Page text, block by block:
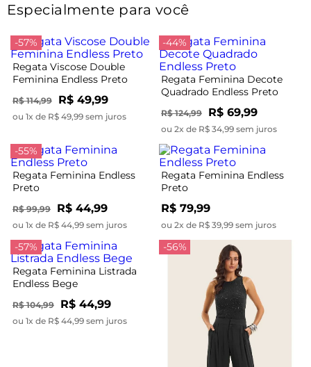
Especialmente para você
-57%
Regata Viscose Double
Feminina Endless Preto
R$ 114,99 R$ 49,99
ou 1x de R$ 49,99 sem juros
-44%
Regata Feminina Decote
Quadrado Endless Preto
R$ 124,99 R$ 69,99
ou 2x de R$ 34,99 sem juros
-55%
Regata Feminina Endless
Preto
R$ 99,99 R$ 44,99
ou 1x de R$ 44,99 sem juros
Regata Feminina Endless
Preto
R$ 79,99
ou 2x de R$ 39,99 sem juros
-57%
Regata Feminina Listrada
Endless Bege
R$ 104,99 R$ 44,99
ou 1x de R$ 44,99 sem juros
-56%